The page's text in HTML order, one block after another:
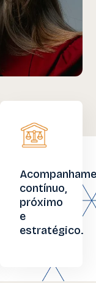
contínuo,
próximo
e
estratégico.